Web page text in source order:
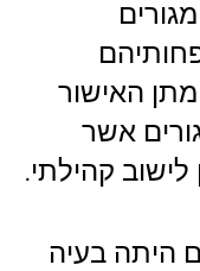
האישור
אשר
קהילתי.
היתה בעיה